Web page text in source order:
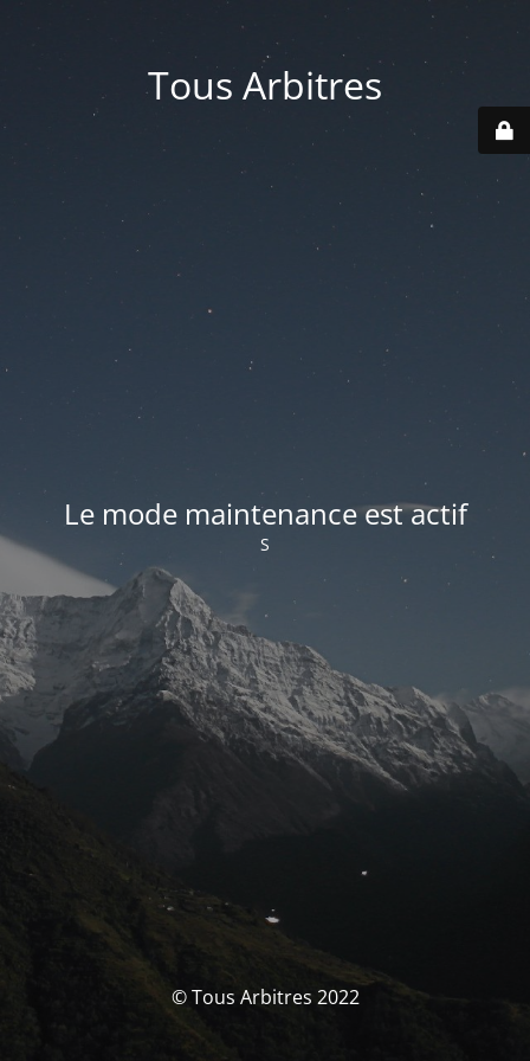
Tous Arbitres
Le mode maintenance est actif
S
© Tous Arbitres 2022